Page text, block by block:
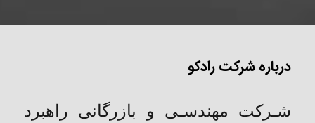
درباره شرکت رادکو
شـركت مهندسـی و بازرگانی راهبرد